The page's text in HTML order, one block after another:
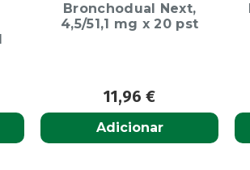
Bronchodual Next,
4,5/51,1 mg x 20 pst
11,96€
Adicionar